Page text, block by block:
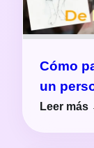
Cómo
un
Leer más